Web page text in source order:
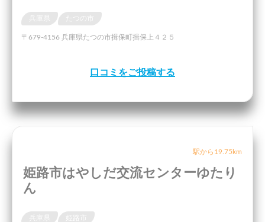
たつの市
〒679-4156 兵庫県たつの市揖保町揖保上４２５
口コミをご投稿する
駅から19.75km
姫路市はやしだ交流センターゆたり
ん
姫路市